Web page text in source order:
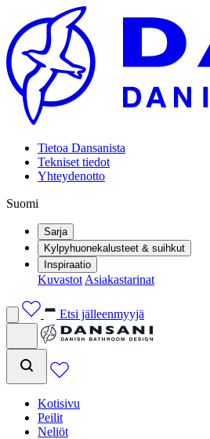
Tietoa Dansanista
Tekniset tiedot
Yhteydenotto
Suomi
Sarja
Kylpyhuonekalusteet & suihkut
Inspiraatio
Kuvastot Asiakastarinat
Etsi jälleenmyyjä
Kotisivu
Peilit
Neliöt